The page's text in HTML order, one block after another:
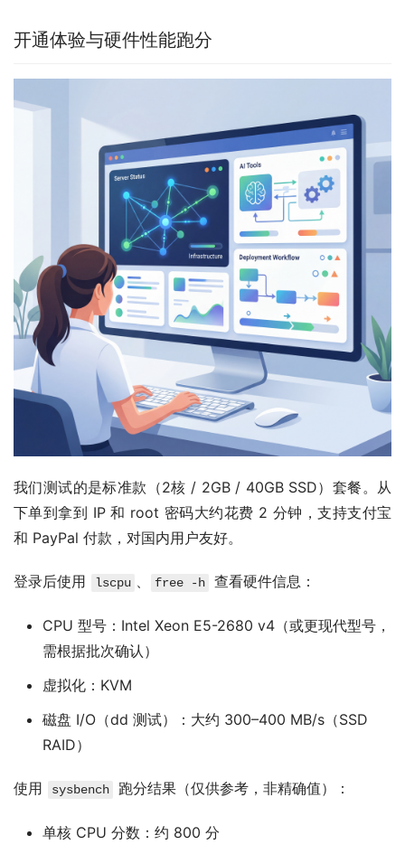
开通体验与硬件性能跑分
我们测试的是标准款（2核 / 2GB / 40GB SSD）套餐。从
下单到拿到 IP 和 root 密码大约花费 2 分钟，支持支付宝
和 PayPal 付款，对国内用户友好。
登录后使用 lscpu free -h 查看硬件信息：
CPU 型号：Intel Xeon E5-2680 v4（或更现代型号，
需根据批次确认）
虚拟化：KVM
磁盘 I/O（dd 测试）：大约 300–400 MB/s（SSD
RAID）
使用 sysbench 跑分结果（仅供参考，非精确值）：
单核 CPU 分数：约 800 分